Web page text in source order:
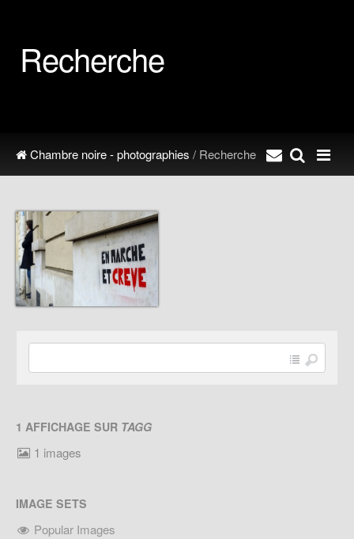
Recherche
Chambre noire - photographies / Recherche
1 AFFICHAGE SUR TAGG
1 images
IMAGE SETS
Popular Images